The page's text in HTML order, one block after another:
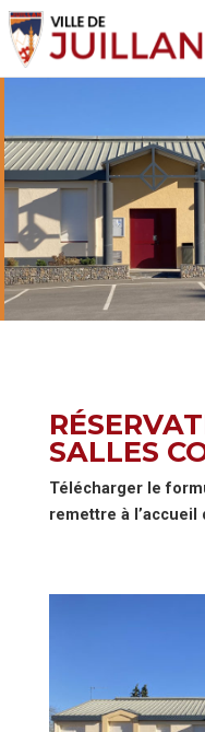
SALLES
Télécharger le
remettre à